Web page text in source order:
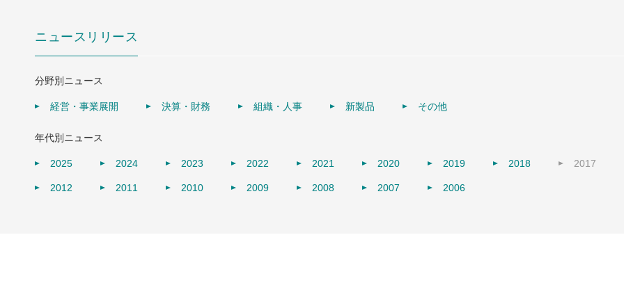
ニュースリリース
分野別ニュース
経営・事業展開 決算・財務 組織・人事 新製品 その他
年代別ニュース
2025 2024 2023 2022 2021 2020 2019 2018 2017
2012 2011 2010 2009 2008 2007 2006